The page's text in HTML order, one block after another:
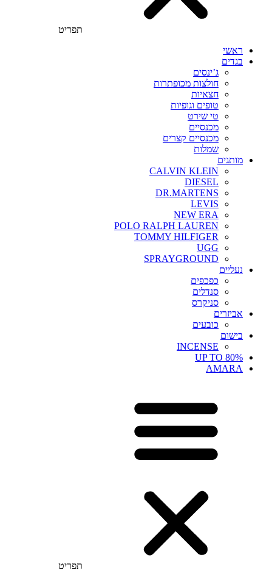
תפריט
ראשי
בגדים
ג’ינסים
חולצות מכופתרות
חצאיות
טופים וגופיות
טי שירט
מכנסיים
מכנסיים קצרים
שמלות
מותגים
CALVIN KLEIN
DIESEL
DR.MARTENS
LEVIS
NEW ERA
POLO RALPH LAUREN
TOMMY HILFIGER
UGG
SPRAYGROUND
נעליים
כפכפים
סנדלים
סניקרס
אביזרים
כובעים
בישום
INCENSE
UP TO 80%
AMARA
תפריט